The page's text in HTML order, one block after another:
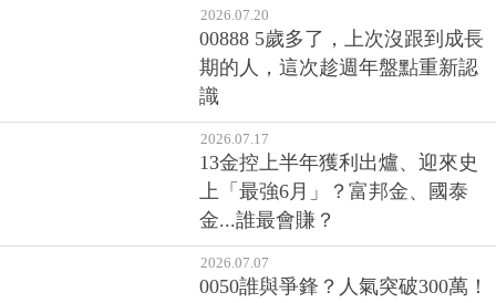
2026.07.20
00888 5歲多了，上次沒跟到成長
期的人，這次趁週年盤點重新認
識
2026.07.17
13金控上半年獲利出爐、迎來史
上「最強6月」？富邦金、國泰
金...誰最會賺？
2026.07.07
0050誰與爭鋒？人氣突破300萬！